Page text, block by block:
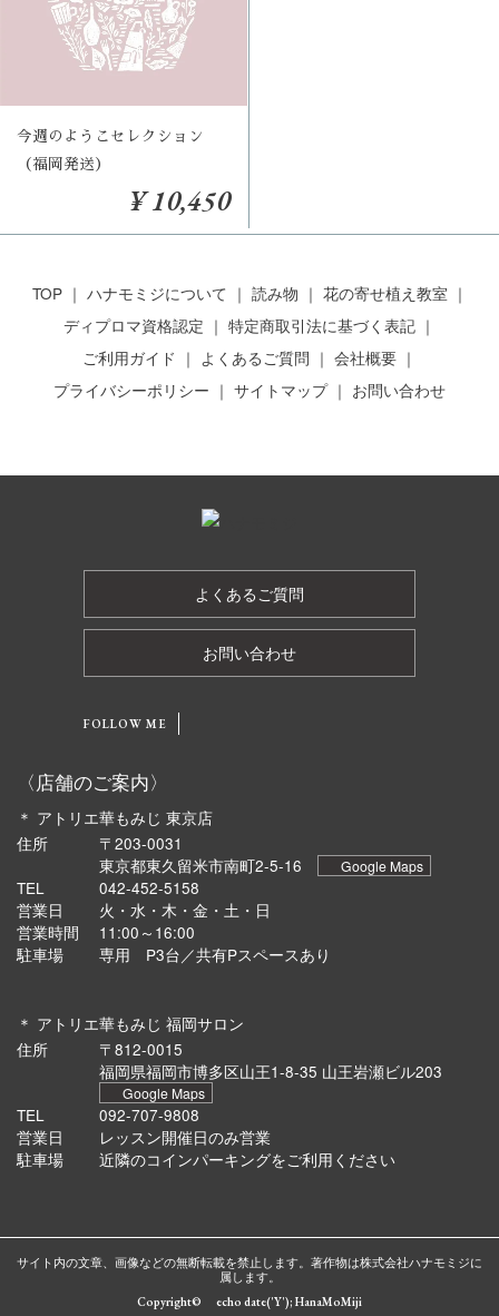
今週のようこセレクション
（福岡発送）
¥ 10,450
TOP ハナモミジについて 読み物
花の寄せ植え教室
ディプロマ資格認定
特定商取引法に基づく表記
ご利用ガイド
よくあるご質問
会社概要
プライバシーポリシー
サイトマップ お問い合わせ
よくあるご質問
お問い合わせ
FOLLOW ME
〈店舗のご案内〉
＊ アトリエ華もみじ 東京店
住所
〒203-0031
東京都東久留米市南町2-5-16
Google Maps
TEL
042-452-5158
営業日
火・水・木・金・土・日
営業時間
11:00～16:00
駐車場
専用 P3台／共有Pスペースあり
＊ アトリエ華もみじ 福岡サロン
住所
〒812-0015
福岡県福岡市博多区山王1-8-35 山王岩瀬ビル203
Google Maps
TEL
092-707-9808
営業日
レッスン開催日のみ営業
駐車場
近隣のコインパーキングをご利用ください
サイト内の文章、画像などの無断転載を禁止します。著作物は株式会社ハナモミジに
属します。
Copyright© echo date('Y'); HanaMoMiji